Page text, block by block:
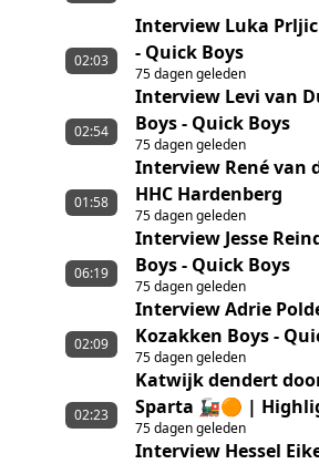
Interview Luka
- Quick Boys
75 dagen geleden
02:03
Interview Levi van
Boys - Quick Boys
75 dagen geleden
02:54
Interview René van
HHC Hardenberg
75 dagen geleden
01:58
Interview Jesse
Boys - Quick Boys
75 dagen geleden
06:19
Interview Adrie
Kozakken Boys -
75 dagen geleden
02:09
Katwijk dendert
Sparta 🚂🟠 |
Jong Sparta
75 dagen geleden
02:23
Interview Hessel